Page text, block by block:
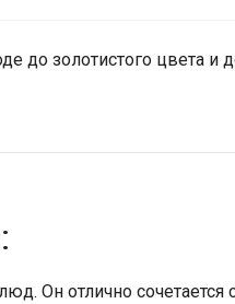
до золотистого цвета и
Он отлично